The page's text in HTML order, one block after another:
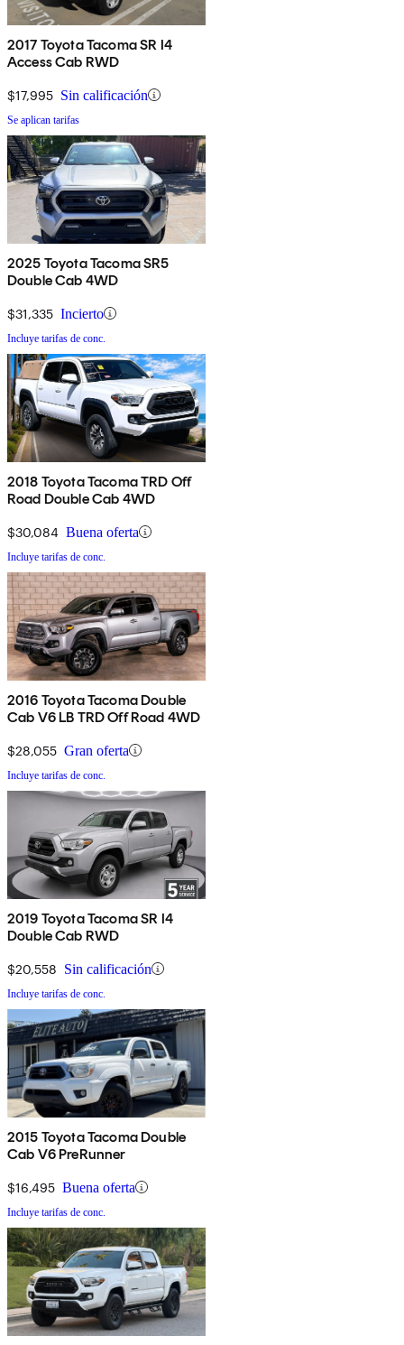
2017 Toyota Tacoma SR I4
Access Cab RWD
$17,995 Sin calificación
Se aplican tarifas
2025 Toyota Tacoma SR5
Double Cab 4WD
$31,335 Incierto
Incluye tarifas de conc.
2018 Toyota Tacoma TRD Off
Road Double Cab 4WD
$30,084 Buena oferta
Incluye tarifas de conc.
2016 Toyota Tacoma Double
Cab V6 LB TRD Off Road 4WD
$28,055 Gran oferta
Incluye tarifas de conc.
2019 Toyota Tacoma SR I4
Double Cab RWD
$20,558 Sin calificación
Incluye tarifas de conc.
2015 Toyota Tacoma Double
Cab V6 PreRunner
$16,495 Buena oferta
Incluye tarifas de conc.